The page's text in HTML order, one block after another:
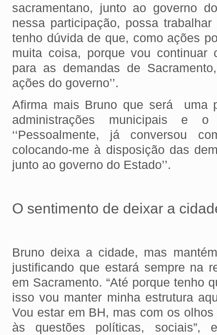
sacramentano, junto ao governo
nessa participação, possa
tenho dúvida de que, como ações
muita coisa, porque vou continuar
para as demandas de
ações do governo’’.
Afirma mais Bruno que será uma
administrações municipais e
‘‘Pessoalmente, já conversou
colocando-me à disposição das
junto ao governo do Estado’’.
O sentimento de deixar a
Bruno deixa a cidade, mas
justificando que estará sempre na
em Sacramento. “Até porque tenho
isso vou manter minha estrutura
Vou estar em BH, mas com os
às questões políticas, sociais”,